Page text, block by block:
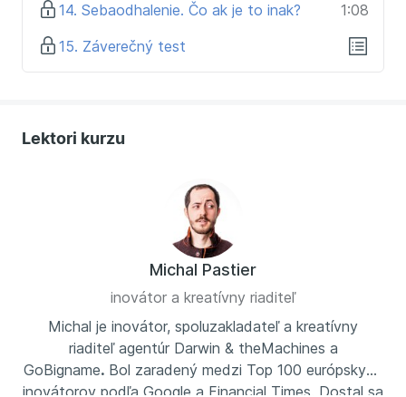
14. Sebaodhalenie. Čo ak je to inak?
1:08
15. Záverečný test
Lektori kurzu
Michal Pastier
inovátor a kreatívny riaditeľ
Michal je inovátor, spoluzakladateľ a kreatívny
riaditeľ agentúr Darwin & theMachines a
GoBigname. Bol zaradený medzi Top 100 európskych
inovátorov podľa Google a Financial Times. Dostal sa